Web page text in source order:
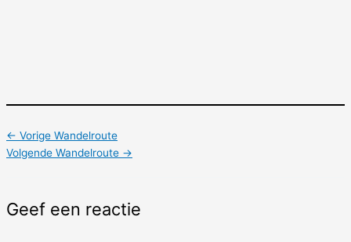
← Vorige Wandelroute
Volgende Wandelroute →
Geef een reactie